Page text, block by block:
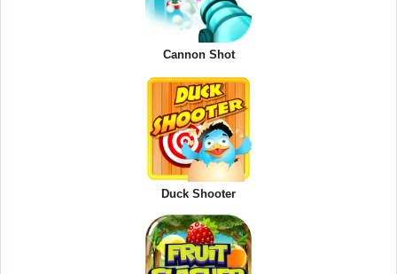
Cannon Shot
Duck Shooter